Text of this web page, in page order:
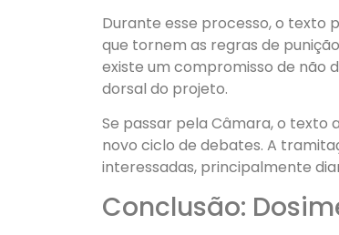
Durante esse processo, o texto
que tornem as regras de
existe um compromisso de não
dorsal do projeto.
Se passar pela Câmara, o texto
novo ciclo de debates. A
interessadas, principalmente
Conclusão: